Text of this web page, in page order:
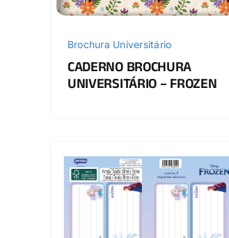
Brochura Universitário
CADERNO BROCHURA
UNIVERSITÁRIO – FROZEN